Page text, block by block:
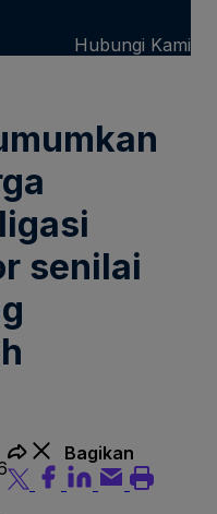
Hubungi Kami
senilai
Bagikan